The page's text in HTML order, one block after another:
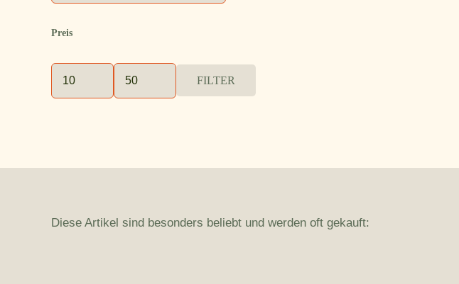
Preis
Min.
Preis
Max.
Preis
FILTER
Diese Artikel sind besonders beliebt und werden oft gekauft: